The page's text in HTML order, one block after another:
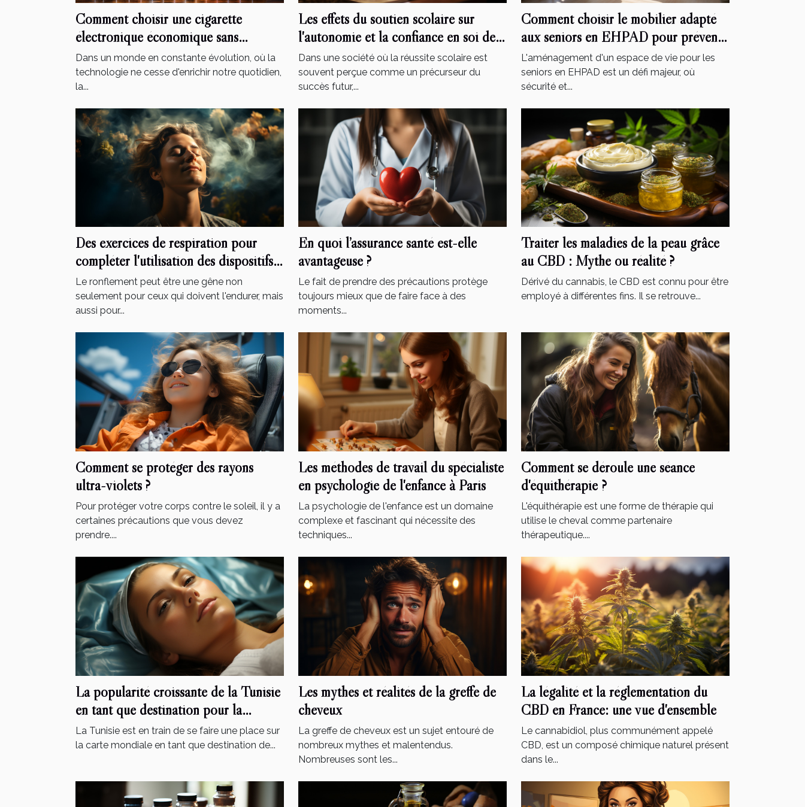
Comment choisir une cigarette
électronique économique sans
compromettre la qualité
Dans un monde en constante évolution, où la
technologie ne cesse d'enrichir notre quotidien,
la...
Les effets du soutien scolaire sur
l'autonomie et la confiance en soi des
élèves
Dans une société où la réussite scolaire est
souvent perçue comme un précurseur du
succès futur,...
Comment choisir le mobilier adapté
aux seniors en EHPAD pour prévenir
les chutes et accidents
L'aménagement d'un espace de vie pour les
seniors en EHPAD est un défi majeur, où
sécurité et...
Des exercices de respiration pour
compléter l'utilisation des dispositifs
anti-ronflement
Le ronflement peut être une gêne non
seulement pour ceux qui doivent l'endurer, mais
aussi pour...
En quoi l’assurance santé est-elle
avantageuse ?
Le fait de prendre des précautions protège
toujours mieux que de faire face à des
moments...
Traiter les maladies de la peau grâce
au CBD : Mythe ou réalité ?
Dérivé du cannabis, le CBD est connu pour être
employé à différentes fins. Il se retrouve...
Comment se protéger des rayons
ultra-violets ?
Pour protéger votre corps contre le soleil, il y a
certaines précautions que vous devez
prendre....
Les méthodes de travail du spécialiste
en psychologie de l'enfance à Paris
La psychologie de l'enfance est un domaine
complexe et fascinant qui nécessite des
techniques...
Comment se déroule une séance
d'équithérapie ?
L'équithérapie est une forme de thérapie qui
utilise le cheval comme partenaire
thérapeutique....
La popularité croissante de la Tunisie
en tant que destination pour la
chirurgie esthétique
La Tunisie est en train de se faire une place sur
la carte mondiale en tant que destination de...
Les mythes et réalités de la greffe de
cheveux
La greffe de cheveux est un sujet entouré de
nombreux mythes et malentendus.
Nombreuses sont les...
La légalité et la réglementation du
CBD en France: une vue d'ensemble
Le cannabidiol, plus communément appelé
CBD, est un composé chimique naturel présent
dans le...